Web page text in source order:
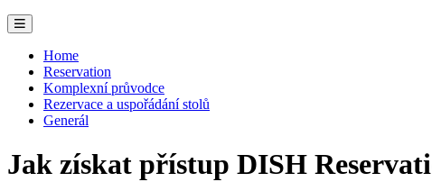
Home
Reservation
Komplexní průvodce
Rezervace a uspořádání stolů
Generál
Jak získat přístup DISH